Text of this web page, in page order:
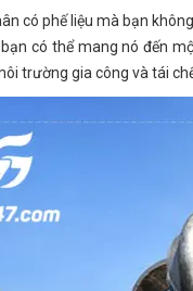
có phế liệu mà bạn
có thể mang nó đến
trường gia công và tái